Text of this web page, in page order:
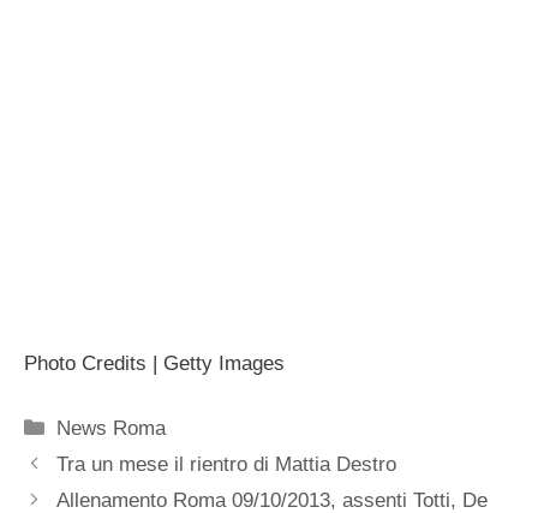
Photo Credits | Getty Images
Categorie
News Roma
Tra un mese il rientro di Mattia Destro
Allenamento Roma 09/10/2013, assenti Totti, De